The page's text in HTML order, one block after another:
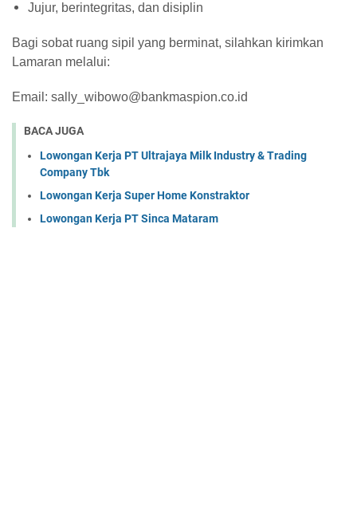
Jujur, berintegritas, dan disiplin
Bagi sobat ruang sipil yang berminat, silahkan kirimkan
Lamaran melalui:
Email: sally_wibowo@bankmaspion.co.id
BACA JUGA
Lowongan Kerja PT Ultrajaya Milk Industry & Trading
Company Tbk
Lowongan Kerja Super Home Konstraktor
Lowongan Kerja PT Sinca Mataram